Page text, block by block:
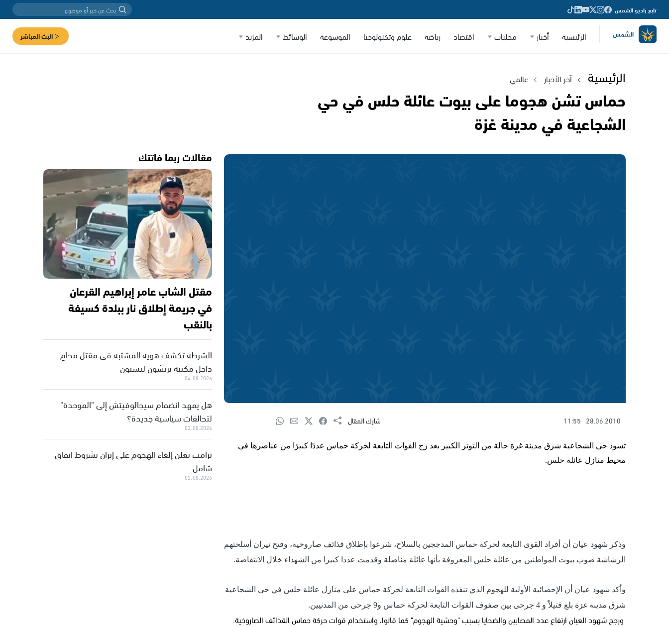
تابع راديو الشمس
الرئيسية أخبار محليات اقتصاد رياضة علوم وتكنولوجيا الموسوعة الوسائط المزيد البث المباشر
الرئيسية آخر الأخبار عالمي
حماس تشن هجوما على بيوت عائلة حلس في حي
الشجاعية في مدينة غزة
28.06.2010
11:55 شارك المقال
تسود حي الشجاعية شرق مدينة غزة حالة من التوتر الكبير بعد زج القوات التابعة لحركة حماس عددًا كبيرًا من عناصرها في
محيط منازل عائلة حلس.
وذكر شهود عيان أن أفراد القوى التابعة لحركة حماس المدججين بالسلاح، شرعوا بإطلاق قذائف صاروخية، وفتح نيران أسلحتهم
الرشاشة صوب بيوت المواطنين من عائلة حلس المعروفة بأنها عائلة مناضلة وقدمت عددا كبيرا من الشهداء خلال الانتفاضة.
وأكد شهود عيان أن الإحصائية الأولية للهجوم الذي تنفذه القوات التابعة لحركة حماس على منازل عائلة حلس في حي الشجاعية
شرق مدينة غزة بلغ قتيلاً و 4 جرحى بين صفوف القوات التابعة لحركة حماس و9 جرحى من المدنيين.
ورجح شهود العيان ارتفاع عدد المصابين والضحايا بسبب "وحشية الهجوم" كما قالوا، واستخدام قوات حركة حماس القذائف الصاروخية.
مقالات ربما فاتتك
مقتل الشاب عامر إبراهيم القرعان
في جريمة إطلاق نار ببلدة كسيفة
بالنقب
الشرطة تكشف هوية المشتبه في مقتل محامٍ
داخل مكتبه بريشون لتسيون
04.08.2026
هل يمهد انضمام سيجالوفيتش إلى "الموحدة"
لتحالفات سياسية جديدة؟
02.08.2026
ترامب يعلن إلغاء الهجوم على إيران بشروط اتفاق
شامل
02.08.2026